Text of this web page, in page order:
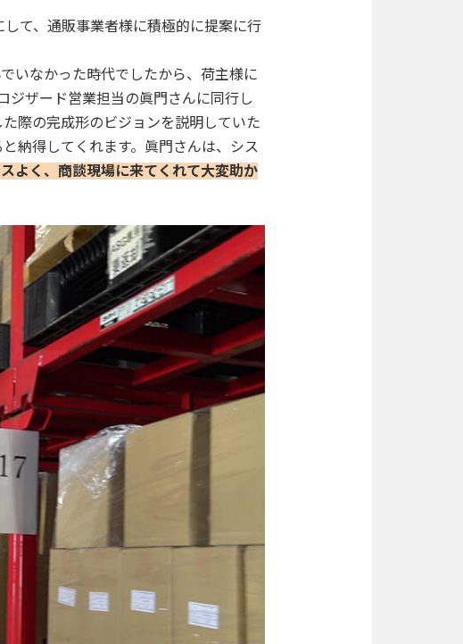
て、通販事業者様に積極的に提案に行
いなかった時代でしたから、荷主様に
ジザード営業担当の眞門さんに同行し
際の完成形のビジョンを説明していた
納得してくれます。眞門さんは、シス
よく、商談現場に来てくれて大変助か